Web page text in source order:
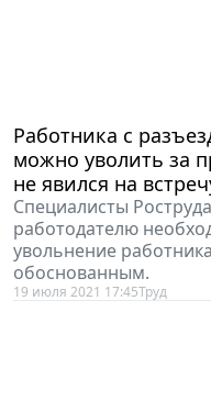
Работника с
можно уволить за
не явился на
Специалисты
работодателю
увольнение
обоснованным.
19 июля 2021 17:45Труд